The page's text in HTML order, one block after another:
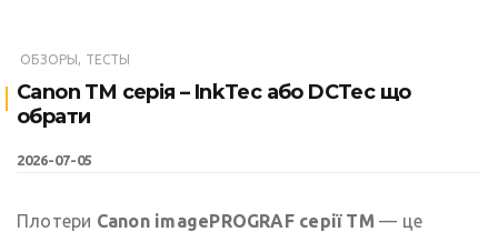
ОБЗОРЫ, ТЕСТЫ
Canon TM серія – InkTec або DCTec що
обрати
2026-07-05
Плотери Canon imagePROGRAF серії TM — це